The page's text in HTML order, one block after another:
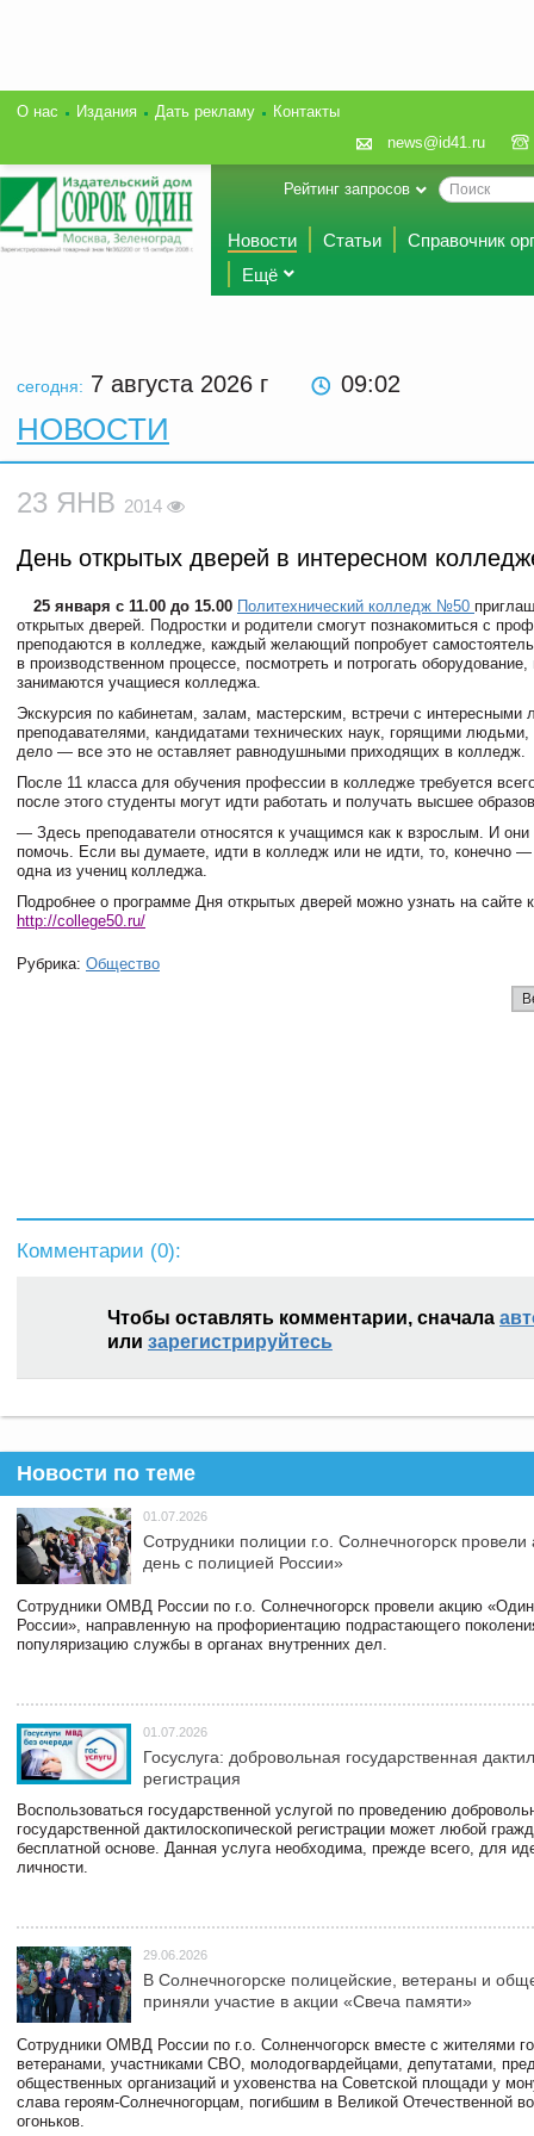
О нас Издания Дать рекламу
Контакты
news@id41.ru
Рейтинг запросов
Новости Статьи
Справочник
Ещё
сегодня: 7 августа 2026 г 09:02
НОВОСТИ
23 ЯНВ 2014
День открытых дверей в интересном
25 января с 11.00 до 15.00 Политехнический колледж №50
открытых дверей. Подростки и родители смогут познакомиться с
преподаются в колледже, каждый желающий попробует
в производственном процессе, посмотреть и потрогать оборудование,
занимаются учащиеся колледжа.
Экскурсия по кабинетам, залам, мастерским, встречи с интересными
преподавателями, кандидатами технических наук, горящими
дело — все это не оставляет равнодушными приходящих в колледж.
После 11 класса для обучения профессии в колледже требуется
после этого студенты могут идти работать и получать высшее
— Здесь преподаватели относятся к учащимся как к взрослым. И они
помочь. Если вы думаете, идти в колледж или не идти, то, конечно
одна из учениц колледжа.
Подробнее о программе Дня открытых дверей можно узнать на сайте
http://college50.ru/
Рубрика: Общество
Комментарии (0):
Чтобы оставлять комментарии, сначала
или зарегистрируйтесь
Новости по теме
01.07.2026
Сотрудники полиции г.о. Солнечногорск
день с полицией России»
Сотрудники ОМВД России по г.о. Солнечногорск провели акцию
России», направленную на профориентацию подрастающего
популяризацию службы в органах внутренних дел.
01.07.2026
Госуслуга: добровольная государственная
регистрация
Воспользоваться государственной услугой по проведению
государственной дактилоскопической регистрации может любой
бесплатной основе. Данная услуга необходима, прежде всего, для
личности.
29.06.2026
В Солнечногорске полицейские, ветераны и
приняли участие в акции «Свеча памяти»
Сотрудники ОМВД России по г.о. Солненчогорск вместе с жителями
ветеранами, участниками СВО, молодогвардейцами, депутатами,
общественных организаций и уховенства на Советской площади у
слава героям-Солнечногорцам, погибшим в Великой Отечественной
огоньков.